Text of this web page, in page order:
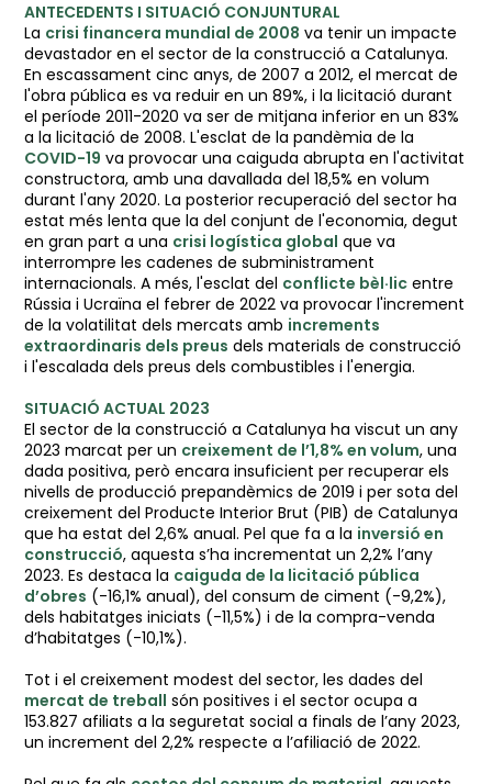
ANTECEDENTS I SITUACIÓ CONJUNTURAL
La crisi financera mundial de 2008 va tenir un impacte
devastador en el sector de la construcció a Catalunya.
En escassament cinc anys, de 2007 a 2012, el mercat de
l'obra pública es va reduir en un 89%, i la licitació durant
el període 2011-2020 va ser de mitjana inferior en un 83%
a la licitació de 2008. L'esclat de la pandèmia de la
COVID-19 va provocar una caiguda abrupta en l'activitat
constructora, amb una davallada del 18,5% en volum
durant l'any 2020. La posterior recuperació del sector ha
estat més lenta que la del conjunt de l'economia, degut
en gran part a una crisi logística global que va
interrompre les cadenes de subministrament
internacionals. A més, l'esclat del conflicte bèl·lic entre
Rússia i Ucraïna el febrer de 2022 va provocar l'increment
de la volatilitat dels mercats amb increments
extraordinaris dels preus dels materials de construcció
i l'escalada dels preus dels combustibles i l'energia.
SITUACIÓ ACTUAL 2023
El sector de la construcció a Catalunya ha viscut un any
2023 marcat per un creixement de l’1,8% en volum, una
dada positiva, però encara insuficient per recuperar els
nivells de producció prepandèmics de 2019 i per sota del
creixement del Producte Interior Brut (PIB) de Catalunya
que ha estat del 2,6% anual. Pel que fa a la inversió en
construcció, aquesta s’ha incrementat un 2,2% l’any
2023. Es destaca la caiguda de la licitació pública
d’obres (-16,1% anual), del consum de ciment (-9,2%),
dels habitatges iniciats (-11,5%) i de la compra-venda
d’habitatges (-10,1%).
Tot i el creixement modest del sector, les dades del
mercat de treball són positives i el sector ocupa a
153.827 afiliats a la seguretat social a finals de l’any 2023,
un increment del 2,2% respecte a l’afiliació de 2022.